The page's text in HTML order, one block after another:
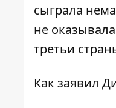
сыграла
не
третьи
Как заявил